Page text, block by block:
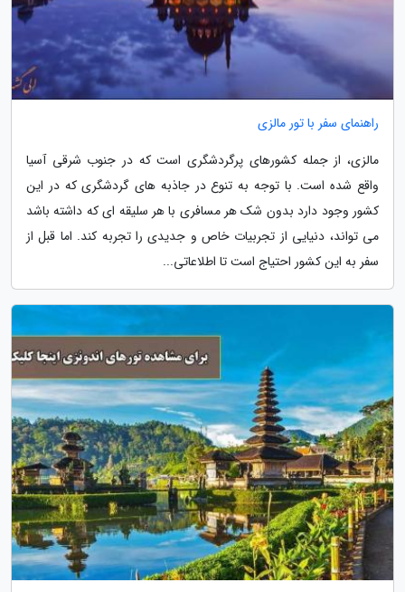
راهنمای سفر با تور مالزی
مالزی، از جمله کشورهای پرگردشگری است که در جنوب شرقی آسیا
واقع شده است. با توجه به تنوع در جاذبه های گردشگری که در این
کشور وجود دارد بدون شک هر مسافری با هر سلیقه ای که داشته باشد
می تواند، دنیایی از تجربیات خاص و جدیدی را تجربه کند. اما قبل از
سفر به این کشور احتیاج است تا اطلاعاتی...